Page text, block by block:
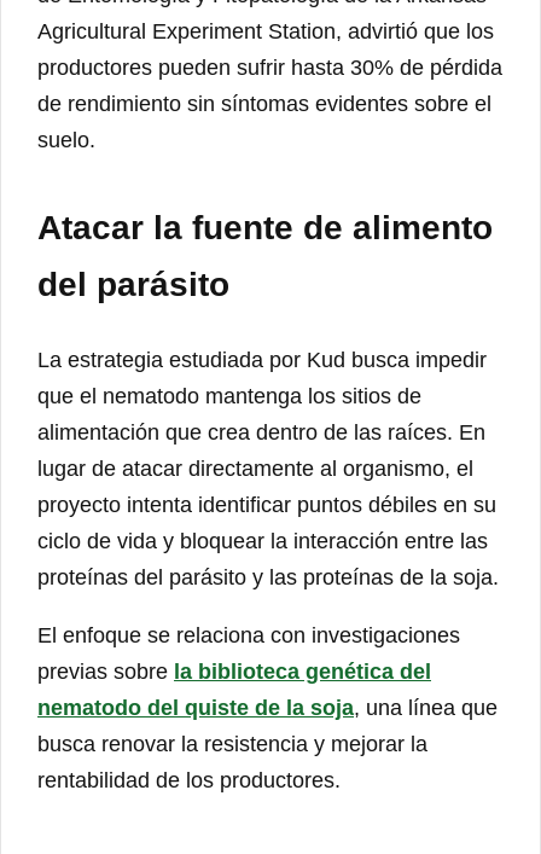
Agricultural Experiment Station, advirtió que los
productores pueden sufrir hasta 30% de pérdida
de rendimiento sin síntomas evidentes sobre el
suelo.
Atacar la fuente de alimento
del parásito
La estrategia estudiada por Kud busca impedir
que el nematodo mantenga los sitios de
alimentación que crea dentro de las raíces. En
lugar de atacar directamente al organismo, el
proyecto intenta identificar puntos débiles en su
ciclo de vida y bloquear la interacción entre las
proteínas del parásito y las proteínas de la soja.
El enfoque se relaciona con investigaciones
previas sobre la biblioteca genética del
nematodo del quiste de la soja, una línea que
busca renovar la resistencia y mejorar la
rentabilidad de los productores.